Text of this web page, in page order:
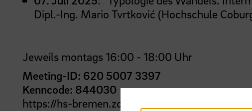
Dipl.-Ing. Mario Tvrtković (Hochschule
Jeweils montags 16:00 - 18:00 Uhr
Meeting-ID: 620 5007 3397
Kenncode: 844030
https://hs-bremen.zoom-x.de/j/62050073397